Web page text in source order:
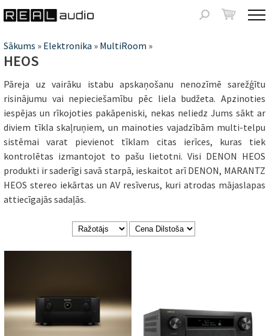
Meklēšanas
Jūs
atrodaties
šeit
Sākums » Elektronika » MultiRoom »
HEOS
Pāreja uz vairāku istabu apskaņošanu nenozīmē sarežģītu
risinājumu vai nepieciešamību pēc liela budžeta. Apzinoties
iespējas un rīkojoties pakāpeniski, nekas neliedz Jums sākt ar
diviem tīkla skaļruņiem, un mainoties vajadzībām multi-telpu
sistēmai varat pievienot tīklam citas ierīces, kuras tiek
kontrolētas izmantojot to pašu lietotni. Visi DENON HEOS
produkti ir saderīgi savā starpā, ieskaitot arī DENON, MARANTZ
HEOS stereo iekārtas un AV resīverus, kuri atrodas mājaslapas
attiecīgajās sadaļās.